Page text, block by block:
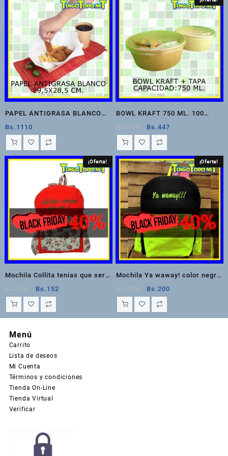
Bs.152.
PAPEL ANTIGRASA BLANCO
29,5X28,5CM 1000 UNIDADES
Bs. 1110
BOWL KRAFT 750 ML. 100
UNIDADES
El
precio
original
era:
Bs.470.
Bs.447
es:
Bs.447.
¡Oferta!
Mochila Collita tenias que ser
color rojo y blanco
El
precio
original
era:
Bs. 152
es:
¡Oferta!
Mochila Ya waway! color negro
y verde fosforecente
El
precio
original
era:
Bs.200
es:
Menú
Carrito
Lista de deseos
Mi Cuenta
Términos y condiciones
Tienda On-Line
Tienda Virtual
Verificar